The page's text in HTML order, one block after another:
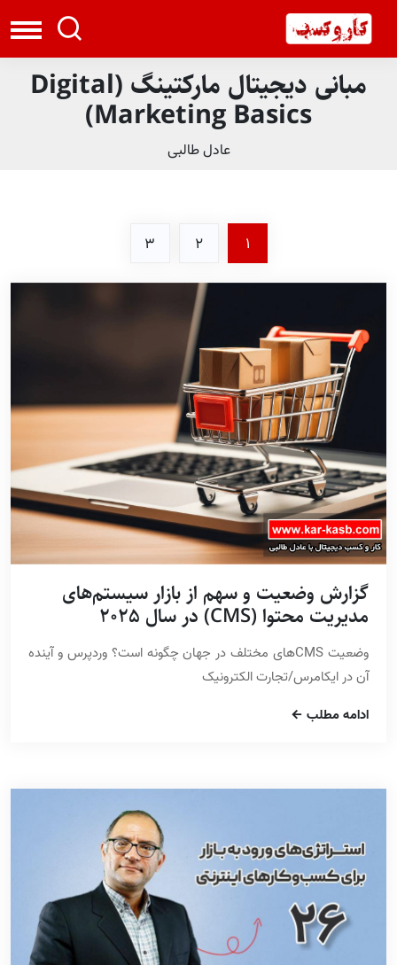
مبانی دیجیتال مارکتینگ (Digital
Marketing Basics)
عادل طالبی
1
2
3
گزارش وضعیت و سهم از بازار سیستم‌های
مدیریت محتوا (CMS) در سال 2025
وضعیت CMSهای مختلف در جهان چگونه است؟ وردپرس و آینده
آن در ایکامرس/تجارت الکترونیک
ادامه مطلب